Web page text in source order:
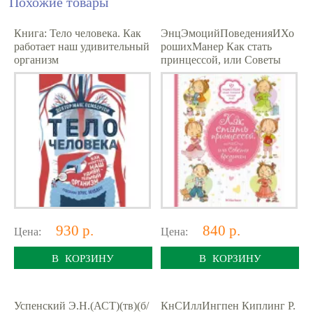
Книга: Тело человека. Как
работает наш удивительный
организм
Цена: 930 р.
В КОРЗИНУ
ЭнцЭмоцийПоведенияИХо
рошихМанер Как стать
принцессой, или Советы
врединам (Бланшю Ф.)
Цена: 840 р.
В КОРЗИНУ
Успенский Э.Н.(АСТ)(тв)(б/
КнСИллИнгпен Киплинг Р.